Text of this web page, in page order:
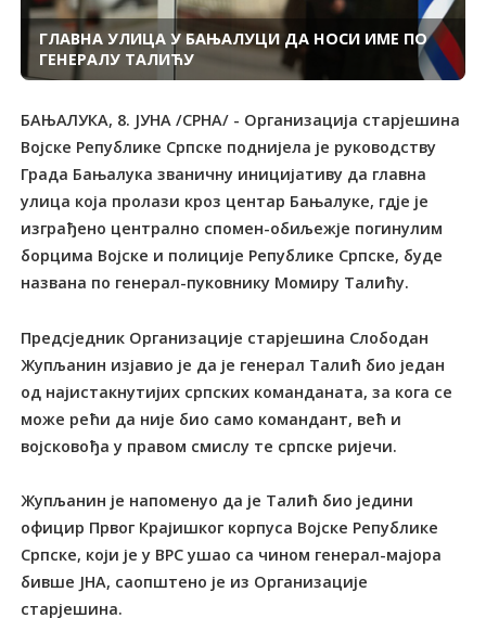
ГЛАВНА УЛИЦА У БАЊАЛУЦИ ДА НОСИ ИМЕ ПО
ГЕНЕРАЛУ ТАЛИЋУ
БАЊАЛУКА, 8. ЈУНА /СРНА/ - Организација старјешина
Војске Републике Српске поднијела је руководству
Града Бањалука званичну иницијативу да главна
улица која пролази кроз центар Бањалуке, гдје је
изграђено централно спомен-обиљежје погинулим
борцима Војске и полиције Републике Српске, буде
названа по генерал-пуковнику Момиру Талићу.
Предсједник Организације старјешина Слободан
Жупљанин изјавио је да је генерал Талић био један
од најистакнутијих српских команданата, за кога се
може рећи да није био само командант, већ и
војсковођа у правом смислу те српске ријечи.
Жупљанин је напоменуо да је Талић био једини
официр Првог Крајишког корпуса Војске Републике
Српске, који је у ВРС ушао са чином генерал-мајора
бивше ЈНА, саопштено је из Организације
старјешина.